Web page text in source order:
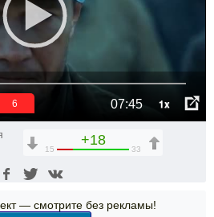
07:45 1x
6
+18
15 33
— смотрите без рекламы!